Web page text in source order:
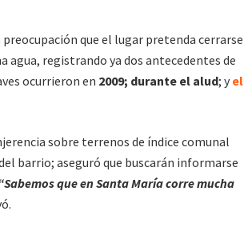
que el lugar pretenda cerrarse
agua, registrando ya dos antecedentes de
ocurrieron en 2009; durante el alud; y el
sobre terrenos de índice comunal
barrio; aseguró que buscarán informarse
que en Santa María corre mucha